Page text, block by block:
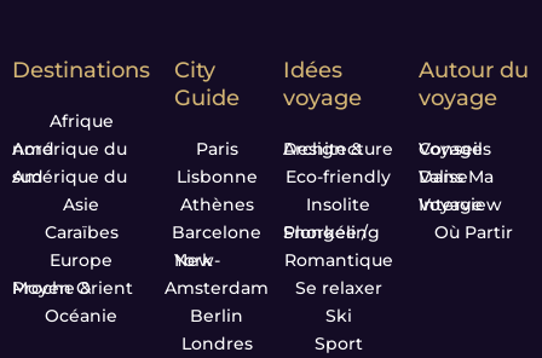
Destinations
Afrique
Amérique du nord
Amérique du sud
Asie
Caraïbes
Europe
Proche & Moyen Orient
Océanie
City
Guide
Paris
Lisbonne
Athènes
Barcelone
New-York
Amsterdam
Berlin
Londres
Idées
voyage
Design & Architecture
Eco-friendly
Insolite
Plongée / Snorkeling
Romantique
Se relaxer
Ski
Sport
Autour du
voyage
Conseils Voyage
Dans Ma Valise
Interview Voyage
Où Partir